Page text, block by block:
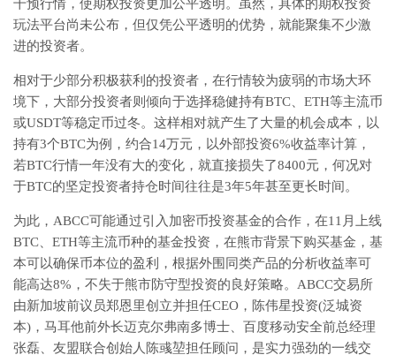
干预行情，使期权投资更加公平透明。虽然，具体的期权投资
玩法平台尚未公布，但仅凭公平透明的优势，就能聚集不少激
进的投资者。
相对于少部分积极获利的投资者，在行情较为疲弱的市场大环
境下，大部分投资者则倾向于选择稳健持有BTC、ETH等主流币
或USDT等稳定币过冬。这样相对就产生了大量的机会成本，以
持有3个BTC为例，约合14万元，以外部投资6%收益率计算，
若BTC行情一年没有大的变化，就直接损失了8400元，何况对
于BTC的坚定投资者持仓时间往往是3年5年甚至更长时间。
为此，ABCC可能通过引入加密币投资基金的合作，在11月上线
BTC、ETH等主流币种的基金投资，在熊市背景下购买基金，基
本可以确保币本位的盈利，根据外围同类产品的分析收益率可
能高达8%，不失于熊市防守型投资的良好策略。ABCC交易所
由新加坡前议员郑恩里创立并担任CEO，陈伟星投资(泛城资
本)，马耳他前外长迈克尔弗南多博士、百度移动安全前总经理
张磊、友盟联合创始人陈彧堃担任顾问，是实力强劲的一线交